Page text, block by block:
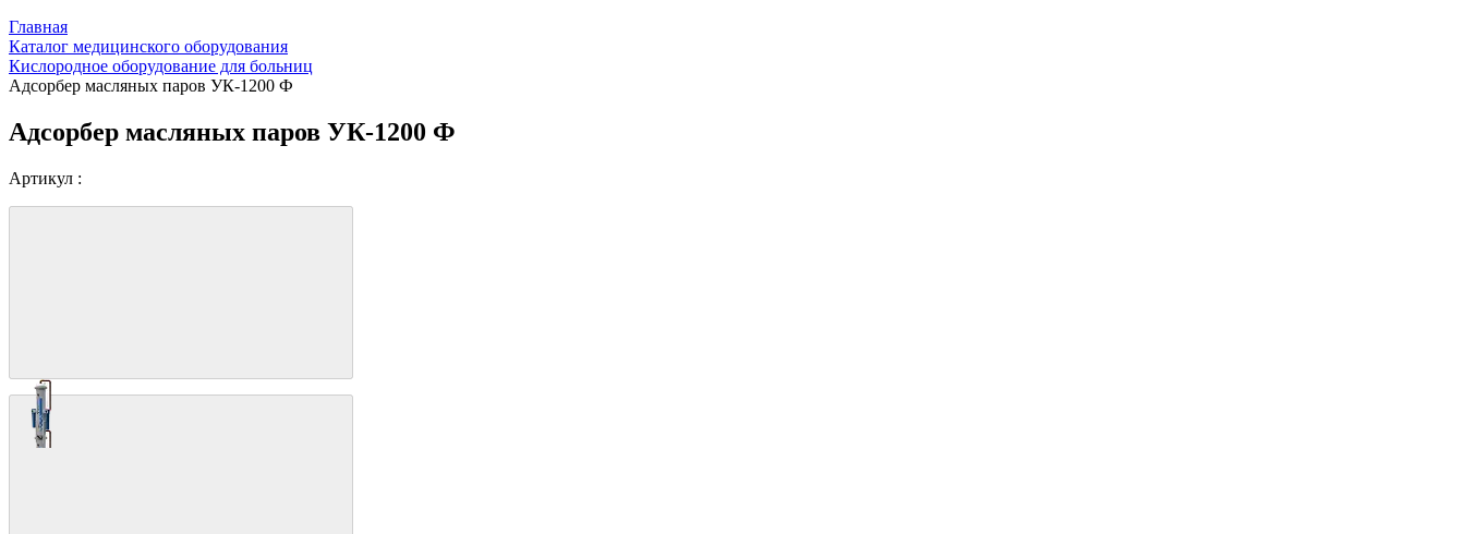
Главная
Каталог медицинского оборудования
Кислородное оборудование для больниц
Адсорбер масляных паров УК-1200 Ф
Адсорбер масляных паров УК-1200 Ф
Артикул :